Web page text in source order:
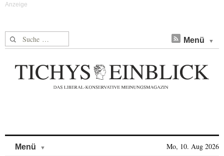
Suche nach: Menü
Menü Mo, 10. Aug 2026